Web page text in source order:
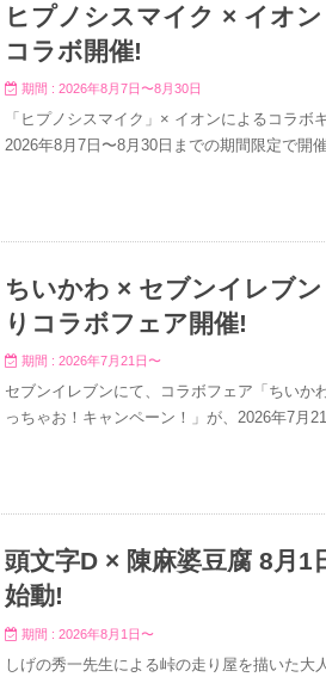
ヒプノシスマイク × イオン
コラボ開催!
期間 : 2026年8月7日〜8月30日
「ヒプノシスマイク」× イオンによるコラボ
2026年8月7日〜8月30日までの期間限定で開
ちいかわ × セブンイレブン
りコラボフェア開催!
期間 : 2026年7月21日〜
セブンイレブンにて、コラボフェア「ちいか
っちゃお！キャンペーン！」が、2026年7月
頭文字D × 陳麻婆豆腐 8月1
始動!
期間 : 2026年8月1日〜
しげの秀一先生による峠の走り屋を描いた大